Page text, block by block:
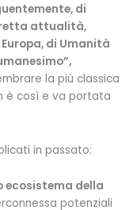
di
attualità,
di Umanità
la più classica
è così e va portata
in passato:
ecosistema della
potenziali